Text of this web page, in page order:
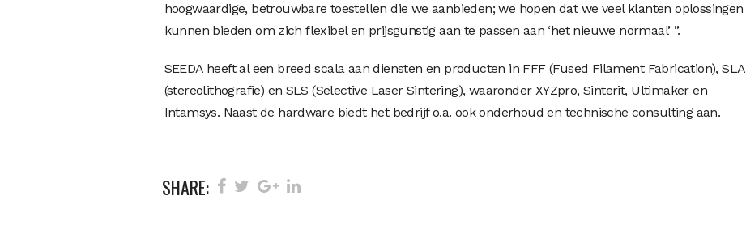
hoogwaardige, betrouwbare toestellen die we aanbieden; we hopen dat we veel klanten oplossingen
kunnen bieden om zich flexibel en prijsgunstig aan te passen aan ‘het nieuwe normaal’ ”.
SEEDA heeft al een breed scala aan diensten en producten in FFF (Fused Filament Fabrication), SLA
(stereolithografie) en SLS (Selective Laser Sintering), waaronder XYZpro, Sinterit, Ultimaker en
Intamsys. Naast de hardware biedt het bedrijf o.a. ook onderhoud en technische consulting aan.
SHARE: